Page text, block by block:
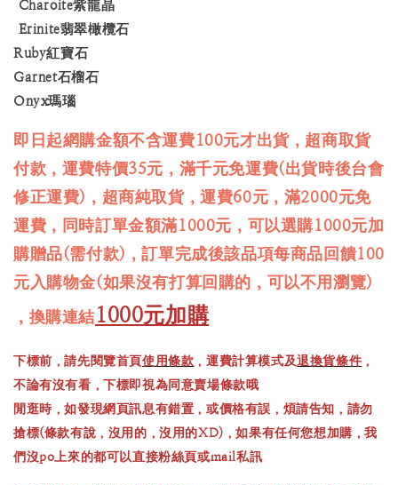
Charoite紫龍晶
Erinite翡翠橄欖石
Ruby紅寶石
Garnet石榴石
Onyx瑪瑙
即日起網購金額不含運費100元才出貨，超商取貨
付款，運費特價35元，滿千元免運費(出貨時後台會
修正運費)，超商純取貨，運費60元，滿2000元免
運費，同時訂單金額滿1000元，可以選購1000元加
購贈品(需付款)，訂單完成後該品項每商品回饋100
元入購物金(如果沒有打算回購的，可以不用瀏覽)
，換購連結1000元加購
下標前，請先閱覽首頁使用條款 ，運費計算模式及退換貨條件 ，
不論有沒有看，下標即視為同意賣場條款哦
閒逛時，如發現網頁訊息有錯置，或價格有誤，煩請告知，請勿
搶標(條款有說，沒用的，沒用的XD)，如果有任何您想加購，我
們沒po上來的都可以直接粉絲頁或mail私訊